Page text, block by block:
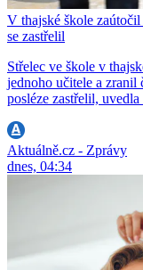
V thajské škole
se zastřelil
Střelec ve škole v
jednoho učitele a zranil
posléze zastřelil,
Aktuálně.cz - Zprávy
dnes, 04:34